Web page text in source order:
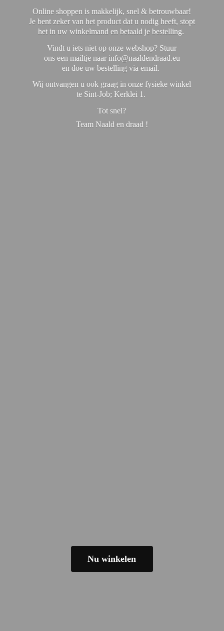
Online shoppen is makkelijk, snel & betrouwbaar!
Je bent zeker van het product dat u nodig heeft, stopt
het in uw winkelmand en betaald je bestelling.
Vindt u iets niet op onze webshop? Stuur
ons een mailtje naar info@naaldendraad.eu
en doe uw bestelling via email.
Wij ontvangen u ook graag in onze fysieke winkel
te Sint-Job; Kerklei 1.
Tot snel?
Team Naald en draad !
Nu winkelen